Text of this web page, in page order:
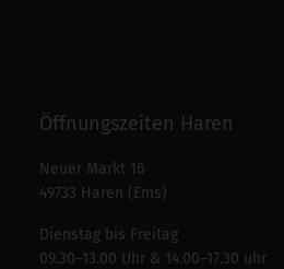
Öffnungszeiten Haren
Neuer Markt 16
49733 Haren (Ems)
Dienstag bis Freitag
09.30–13.00 Uhr & 14.00–17.30 uhr